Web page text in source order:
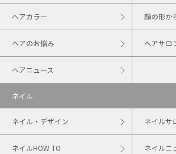
ヘアカラー 顔の形か
ヘアのお悩み ヘアサロ
ヘアニュース
ネイル
ネイル・デザイン ネイルサ
ネイルHOW TO ネイルニ